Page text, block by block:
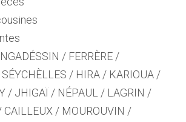
/ FERRÈRE /
/ HIRA / KARIOUA /
/ JHIGAÏ / NÉPAUL / LAGRIN /
CAILLEUX / MOUROUVIN /